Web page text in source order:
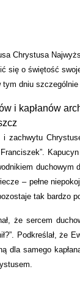
Chrystusa
się o świętość
dniu
i zachwytu
duchowym
– pełne
tak bardzo
że sercem
Podkreślał, że
dla samego